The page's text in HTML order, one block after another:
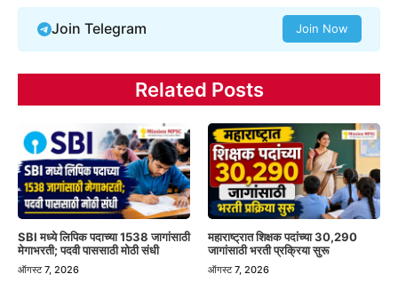
Join Telegram Join Now
Related Posts
SBI मध्ये लिपिक पदाच्या 1538 जागांसाठी
मेगाभरती; पदवी पाससाठी मोठी संधी
ऑगस्ट 7, 2026
महाराष्ट्रात शिक्षक पदांच्या 30,290
जागांसाठी भरती प्रक्रिया सुरू
ऑगस्ट 7, 2026